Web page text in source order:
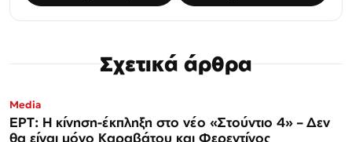
Σχετικά άρθρα
Media
ΕΡΤ: Η κίνηση-έκπληξη στο νέο «Στούντιο 4» – Δεν
θα είναι μόνο Καραβάτου και Φερεντίνος